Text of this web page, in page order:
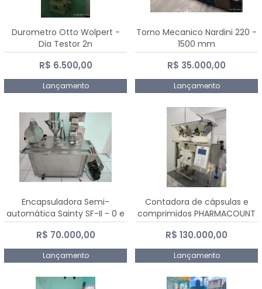
Durometro Otto Wolpert -
Dia Testor 2n
R$ 6.500,00
Lançamento
Torno Mecanico Nardini 220 -
1500 mm
R$ 35.000,00
Lançamento
Encapsuladora Semi-
automática Sainty SF-II - 0 e
00
R$ 70.000,00
Lançamento
Contadora de cápsulas e
comprimidos PHARMACOUNT
- 2-2R3
R$ 130.000,00
Lançamento